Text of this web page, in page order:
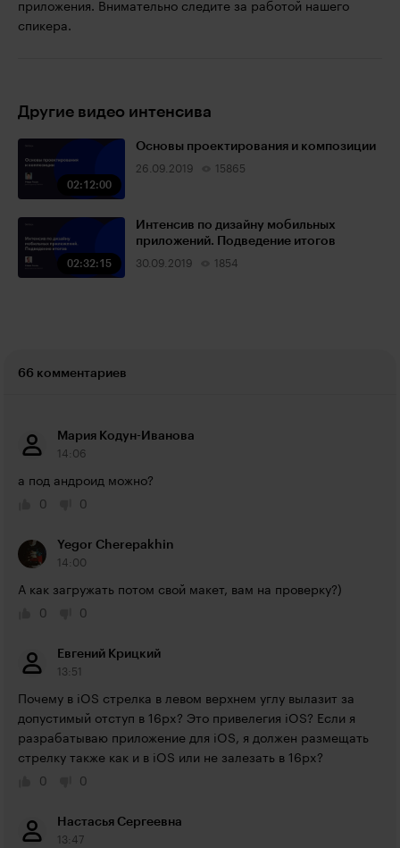
приложения. Внимательно следите за работой нашего
спикера.
Другие видео интенсива
02:12:00
Основы проектирования и композиции
26.09.2019 15865
02:32:15
Интенсив по дизайну мобильных
приложений. Подведение итогов
30.09.2019 1854
66 комментариев
Мария Кодун-Иванова
14:06
а под андроид можно?
0
0
Yegor Cherepakhin
14:00
А как загружать потом свой макет, вам на проверку?)
0
0
Евгений Крицкий
13:51
Почему в iOS стрелка в левом верхнем углу вылазит за
допустимый отступ в 16px? Это привелегия iOS? Если я
разрабатываю приложение для iOS, я должен размещать
стрелку также как и в iOS или не залезать в 16px?
0
0
Настасья Сергеевна
13:47